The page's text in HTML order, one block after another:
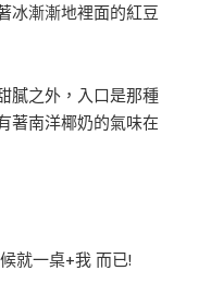
冰漸漸地裡面的紅豆
膩之外，入口是那種
著南洋椰奶的氣味在
就一桌+我 而已!